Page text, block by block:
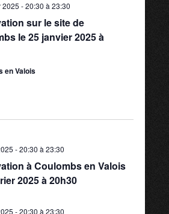
t
a
e
sur le site de
le 25 janvier 2025 à
- 20:30 à 23:30
en Valois
à Coulombs en Valois
2025 à 20h30
- 20:30 à 23:30
- 20:30 à 23:30